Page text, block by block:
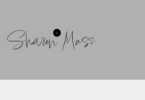
contenido